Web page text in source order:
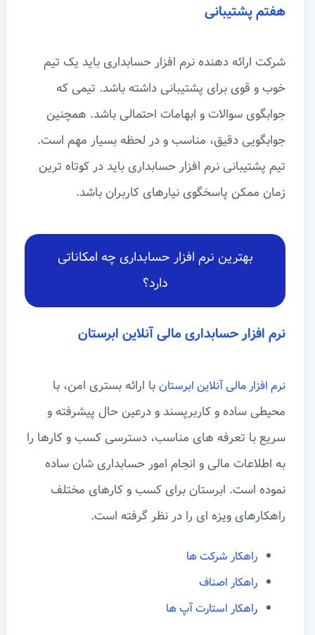
هفتم پشتیبانی
شرکت ارائه دهنده نرم افزار حسابداری باید یک تیم
خوب و قوی برای پشتیبانی داشته باشد. تیمی که
جوابگوی سوالات و ابهامات احتمالی باشد. همچنین
جوابگویی دقیق، مناسب و در لحظه بسیار مهم است.
تیم پشتیبانی نرم افزار حسابداری باید در کوتاه ترین
زمان ممکن پاسخگوی نیارهای کاربران باشد.
بهترین نرم افزار حسابداری چه امکاناتی
دارد؟
نرم افزار حسابداری مالی آنلاین ابرستان
نرم افزار مالی آنلاین ابرستانبا ارائه بستری امن، با
محیطی ساده و کاربرپسند و درعین حال پیشرفته و
سریع با تعرفه های مناسب، دسترسی کسب و کارها را
به اطلاعات مالی و انجام امور حسابداری شان ساده
نموده است. ابرستان برای کسب و کارهای مختلف
راهکارهای ویزه ای را در نظر گرفته است.
راهکار شرکت ها
راهکار اصناف
راهکار استارت آپ ها